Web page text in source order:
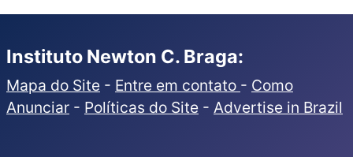
Instituto Newton C. Braga:
Mapa do Site - Entre em contato - Como
Anunciar - Políticas do Site - Advertise in Brazil